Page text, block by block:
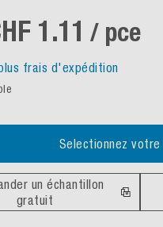
1.11 / pce
frais d'expédition
Selectionnez votre
un échantillon
gratuit